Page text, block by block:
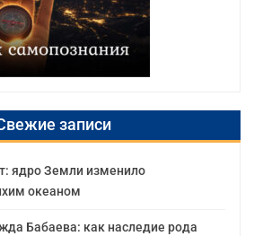
записи
ядро Земли изменило
океаном
Бабаева: как наследие рода